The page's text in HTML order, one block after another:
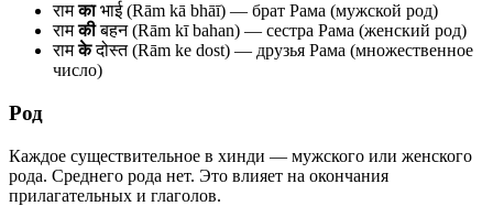
रामकाभाई (Rām kā bhāī) — брат Рама (мужской род)
रामकीबहन (Rām kī bahan) — сестра Рама (женский род)
रामकेदोस्त (Rām ke dost) — друзья Рама (множественное
число)
Род
Каждое существительное в хинди — мужского или женского
рода. Среднего рода нет. Это влияет на окончания
прилагательных и глаголов.